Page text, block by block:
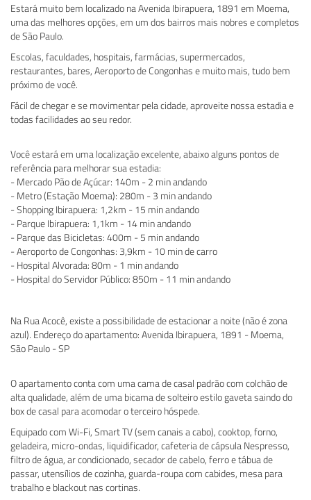
Estará muito bem localizado na Avenida Ibirapuera, 1891 em Moema,
uma das melhores opções, em um dos bairros mais nobres e completos
de São Paulo.
Escolas, faculdades, hospitais, farmácias, supermercados,
restaurantes, bares, Aeroporto de Congonhas e muito mais, tudo bem
próximo de você.
Fácil de chegar e se movimentar pela cidade, aproveite nossa estadia e
todas facilidades ao seu redor.
Você estará em uma localização excelente, abaixo alguns pontos de
referência para melhorar sua estadia:
- Mercado Pão de Açúcar: 140m - 2 min andando
- Metro (Estação Moema): 280m - 3 min andando
- Shopping Ibirapuera: 1,2km - 15 min andando
- Parque Ibirapuera: 1,1km - 14 min andando
- Parque das Bicicletas: 400m - 5 min andando
- Aeroporto de Congonhas: 3,9km - 10 min de carro
- Hospital Alvorada: 80m - 1 min andando
- Hospital do Servidor Público: 850m - 11 min andando
Na Rua Acocê, existe a possibilidade de estacionar a noite (não é zona
azul). Endereço do apartamento: Avenida Ibirapuera, 1891 - Moema,
São Paulo - SP
O apartamento conta com uma cama de casal padrão com colchão de
alta qualidade, além de uma bicama de solteiro estilo gaveta saindo do
box de casal para acomodar o terceiro hóspede.
Equipado com Wi-Fi, Smart TV (sem canais a cabo), cooktop, forno,
geladeira, micro-ondas, liquidificador, cafeteria de cápsula Nespresso,
filtro de água, ar condicionado, secador de cabelo, ferro e tábua de
passar, utensílios de cozinha, guarda-roupa com cabides, mesa para
trabalho e blackout nas cortinas.